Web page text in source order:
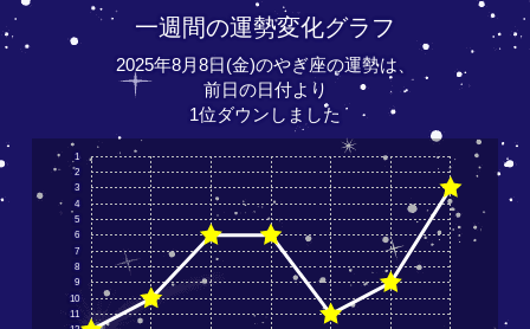
一週間の運勢変化グラフ
2025年8月8日(金)のやぎ座の運勢は、
前日の日付より
1位ダウンしました
11
10
9
8
7
6
5
4
3
2
1